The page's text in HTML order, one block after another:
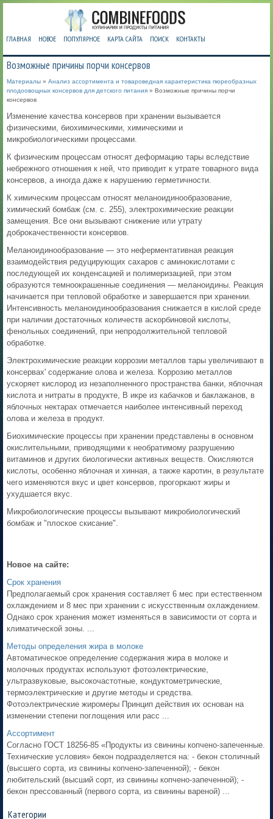
ГЛАВНАЯ НОВОЕ ПОПУЛЯРНОЕ КАРТА САЙТА ПОИСК КОНТАКТЫ
Возможные причины порчи консервов
Материалы » Анализ ассортимента и товароведная характеристика пюреобразных
плодоовощных консервов для детского питания » Возможные причины порчи
консервов
Изменение качества консервов при хранении вызывается
физическими, биохимическими, химическими и
микробиологическими процессами.
К физическим процессам относят деформацию тары вследствие
небрежного отношения к ней, что приводит к утрате товарного вида
консервов, а иногда даже к нарушению герметичности.
К химическим процессам относят меланоидинообразование,
химический бомбаж (см. с. 255), электрохимические реакции
замещения. Все они вызывают снижение или утрату
доброкачественности консервов.
Меланоидинообразование — это неферментативная реакция
взаимодействия редуцирующих сахаров с аминокислотами с
последующей их конденсацией и полимеризацией, при этом
образуются темноокрашенные соединения — меланоидины. Реакция
начинается при тепловой обработке и завершается при хранении.
Интенсивность меланоидинообразования снижается в кислой среде
при наличии достаточных количеств аскорбиновой кислоты,
фенольных соединений, при непродолжительной тепловой
обработке.
Электрохимические реакции коррозии металлов тары увеличивают в
консервах' содержание олова и железа. Коррозию металлов
ускоряет кислород из незаполненного пространства банки, яблочная
кислота и нитраты в продукте, В икре из кабачков и баклажанов, в
яблочных нектарах отмечается наиболее интенсивный переход
олова и железа в продукт.
Биохимические процессы при хранении представлены в основном
окислительными, приводящими к необратимому разрушению
витаминов и других биологически активных веществ. Окисляются
кислоты, особенно яблочная и хинная, а также каротин, в результате
чего изменяются вкус и цвет консервов, прогоркают жиры и
ухудшается вкус.
Микробиологические процессы вызывают микробиологический
бомбаж и "плоское скисание".
Новое на сайте:
Срок хранения
Предполагаемый срок хранения составляет 6 мес при естественном
охлаждением и 8 мес при хранении с искусственным охлаждением.
Однако срок хранения может изменяться в зависимости от сорта и
климатической зоны. ...
Методы определения жира в молоке
Автоматическое определение содержания жира в молоке и
молочных продуктах используют фотоэлектрические,
ультразвуковые, высокочастотные, кондуктометрические,
термоэлектрические и другие методы и средства.
Фотоэлектрические жиромеры Принцип действия их основан на
изменении степени поглощения или расс ...
Ассортимент
Согласно ГОСТ 18256-85 «Продукты из свинины копчено-запеченные.
Технические условия» бекон подразделяется на: - бекон столичный
(высшего сорта, из свинины копчено-запеченной); - бекон
любительский (высший сорт, из свинины копчено-запеченной); -
бекон прессованный (первого сорта, из свинины вареной) ...
Категории